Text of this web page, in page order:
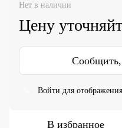
Нет в наличии
Цену
Сообщить,
Войти для
В избранное